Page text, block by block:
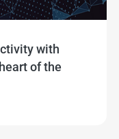
with
of the